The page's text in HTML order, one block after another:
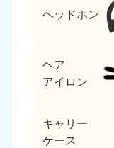
ヘッドホン
ヘア
アイロン
キャリー
ケース